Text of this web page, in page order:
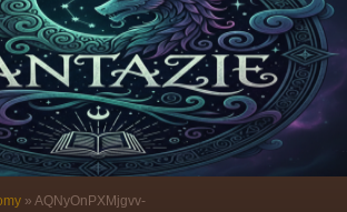
» AQNyOnPXMjgvv-